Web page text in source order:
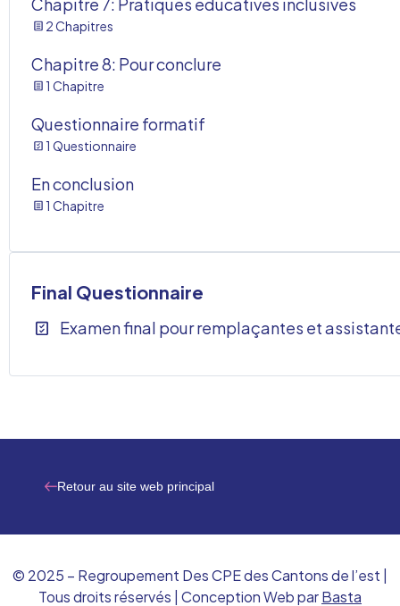
2 Chapitres
Chapitre 8: Pour conclure
1 Chapitre
Questionnaire formatif
1 Questionnaire
En conclusion
1 Chapitre
Final Questionnaire
Examen final pour remplaçantes et
Retour au site web principal
© 2025 – Regroupement Des CPE des Cantons de l’est |
Tous droits réservés | Conception Web parBasta